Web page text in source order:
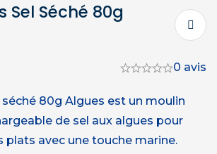
Sel Séché 80g
0 avis
séché 80g Algues est un moulin
de sel aux algues pour
plats avec une touche marine.